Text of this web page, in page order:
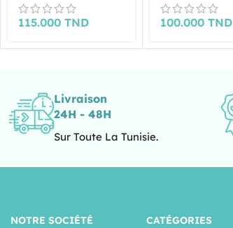
115.000 TND 100.000TND
Livraison
24H - 48H
Sur Toute La Tunisie.
NOTRE SOCIÉTÉ
CATÉGORIES